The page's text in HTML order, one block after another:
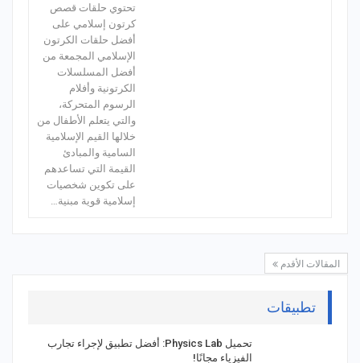
تحتوي حلقات قصص
كرتون إسلامي على
أفضل حلقات الكرتون
الإسلامي المجمعة من
أفضل المسلسلات
الكرتونية وأفلام
الرسوم المتحركة،
والتي يتعلم الأطفال من
خلالها القيم الإسلامية
السامية والمبادئ
القيمة التي تساعدهم
على تكوين شخصيات
إسلامية قوية مبنية…
المقالات الأقدم
تطبيقات
تحميل Physics Lab: أفضل تطبيق لإجراء تجارب
الفيزياء مجانًا!